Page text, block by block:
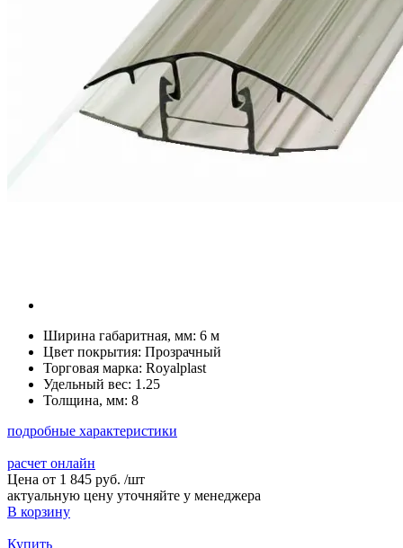
Ширина габаритная, мм: 6 м
Цвет покрытия: Прозрачный
Торговая марка: Royalplast
Удельный вес: 1.25
Толщина, мм: 8
подробные характеристики
расчет онлайн
Цена от 1 845 руб. /шт
актуальную цену уточняйте у менеджера
В корзину
Купить